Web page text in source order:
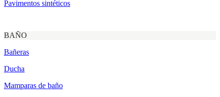
Pavimentos sintéticos
BAÑO
Bañeras
Ducha
Mamparas de baño